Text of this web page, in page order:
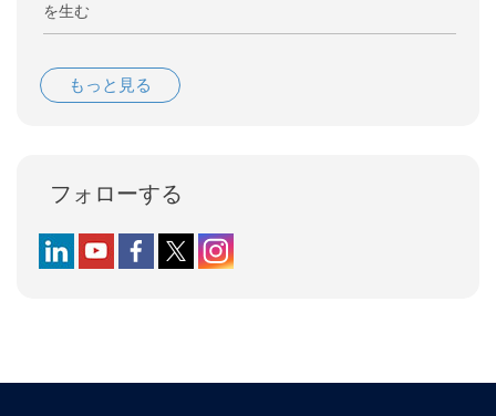
を生む
もっと見る
フォローする
Follow us on LinkedIn
Follow us on YouTube
Follow us on Facebook
Follow us on X (formerly Twitter)
Follow us on Instagram